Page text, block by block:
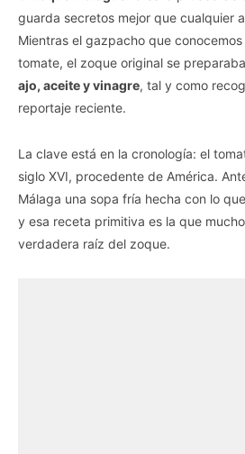
guarda secretos mejor que cualquier
Mientras el gazpacho que
tomate, el zoque original se
ajo, aceite y vinagre, tal y como
reportaje reciente.
La clave está en la cronología: el
siglo XVI, procedente de América.
Málaga una sopa fría hecha con lo
y esa receta primitiva es la que
verdadera raíz del zoque.